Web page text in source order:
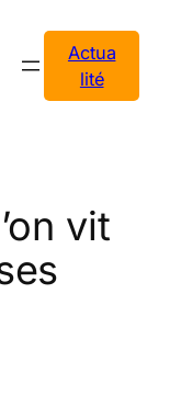
Actua
lité
vit